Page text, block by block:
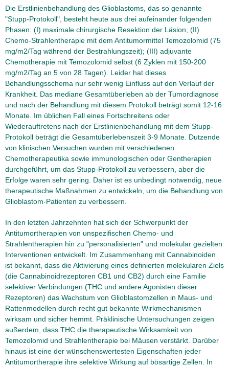
Die Erstlinienbehandlung des Glioblastoms, das so genannte
"Stupp-Protokoll", besteht heute aus drei aufeinander folgenden
Phasen: (I) maximale chirurgische Resektion der Läsion; (II)
Chemo-Strahlentherapie mit dem Antitumormittel Temozolomid (75
mg/m2/Tag während der Bestrahlungszeit); (III) adjuvante
Chemotherapie mit Temozolomid selbst (6 Zyklen mit 150-200
mg/m2/Tag an 5 von 28 Tagen). Leider hat dieses
Behandlungsschema nur sehr wenig Einfluss auf den Verlauf der
Krankheit. Das mediane Gesamtüberleben ab der Tumordiagnose
und nach der Behandlung mit diesem Protokoll beträgt somit 12-16
Monate. Im üblichen Fall eines Fortschreitens oder
Wiederauftretens nach der Erstlinienbehandlung mit dem Stupp-
Protokoll beträgt die Gesamtüberlebenszeit 3-9 Monate. Dutzende
von klinischen Versuchen wurden mit verschiedenen
Chemotherapeutika sowie immunologischen oder Gentherapien
durchgeführt, um das Stupp-Protokoll zu verbessern, aber die
Erfolge waren sehr gering. Daher ist es unbedingt notwendig, neue
therapeutische Maßnahmen zu entwickeln, um die Behandlung von
Glioblastom-Patienten zu verbessern.
In den letzten Jahrzehnten hat sich der Schwerpunkt der
Antitumortherapien von unspezifischen Chemo- und
Strahlentherapien hin zu "personalisierten" und molekular gezielten
Interventionen entwickelt. Im Zusammenhang mit Cannabinoiden
ist bekannt, dass die Aktivierung eines definierten molekularen Ziels
(die Cannabinoidrezeptoren CB1 und CB2) durch eine Familie
selektiver Verbindungen (THC und andere Agonisten dieser
Rezeptoren) das Wachstum von Glioblastomzellen in Maus- und
Rattenmodellen durch recht gut bekannte Wirkmechanismen
wirksam und sicher hemmt. Präklinische Untersuchungen zeigen
außerdem, dass THC die therapeutische Wirksamkeit von
Temozolomid und Strahlentherapie bei Mäusen verstärkt. Darüber
hinaus ist eine der wünschenswertesten Eigenschaften jeder
Antitumortherapie ihre selektive Wirkung auf bösartige Zellen. In